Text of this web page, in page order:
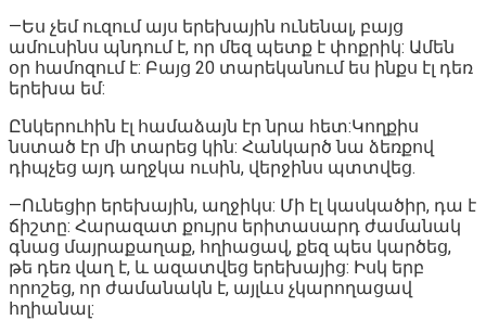
—Ես չեմ ուզում այս երեխային ունենալ, բայց
ամուսինս պնդում է, որ մեզ պետք է փոքրիկ: Ամեն
օր համոզում է: Բայց 20 տարեկանում ես ինքս էլ դեռ
երեխա եմ:
Ընկերուհին էլ համաձայն էր նրա հետ:Կողքիս
նստած էր մի տարեց կին: Հանկարծ նա ձեռքով
դիպչեց այդ աղջկա ուսին, վերջինս պտտվեց.
—Ունեցիր երեխային, աղջիկս: Մի էլ կասկածիր, դա է
ճիշտը: Հարազատ քույրս երիտասարդ ժամանակ
գնաց մայրաքաղաք, հղիացավ, քեզ պես կարծեց,
թե դեռ վաղ է, և ազատվեց երեխայից: Իսկ երբ
որոշեց, որ ժամանակն է, այլևս չկարողացավ
հղիանալ: